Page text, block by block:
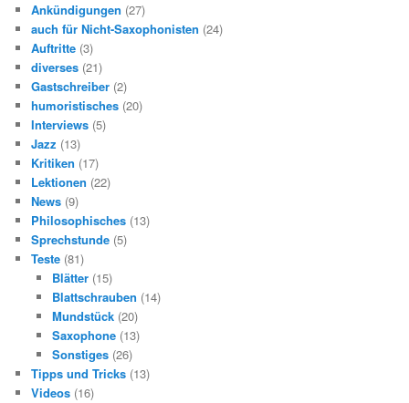
n
Ankündigungen (27)
auch für Nicht-Saxophonisten (24)
Auftritte (3)
diverses (21)
Gastschreiber (2)
humoristisches (20)
Interviews (5)
Jazz (13)
Kritiken (17)
Lektionen (22)
News (9)
Philosophisches (13)
Sprechstunde (5)
Teste (81)
Blätter(15)
Blattschrauben (14)
Mundstück(20)
Saxophone(13)
Sonstiges(26)
Tipps und Tricks (13)
Videos (16)